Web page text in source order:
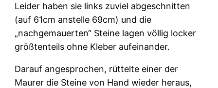
Leider haben sie links zuviel abgeschnitten
(auf 61cm anstelle 69cm) und die
„nachgemauerten“ Steine lagen völlig locker
größtenteils ohne Kleber aufeinander.
Darauf angesprochen, rüttelte einer der
Maurer die Steine von Hand wieder heraus,